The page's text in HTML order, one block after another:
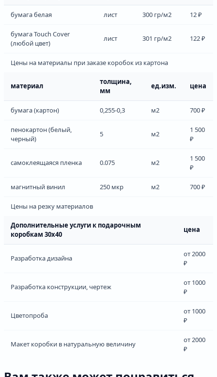
бумага белая лист 300 гр/м2 12 ₽
бумага Touch Cover
(любой цвет)
лист 301 гр/м2 122 ₽
Цены на материалы при заказе коробок из картона
материал
толщина,
мм
ед.изм. цена
бумага (картон) 0,255-0,3 м2 700 ₽
пенокартон (белый,
черный)
5 м2
1 500
₽
самоклеящаяся пленка 0.075 м2
1 500
₽
магнитный винил 250 мкр м2 700 ₽
Цены на резку материалов
Дополнительные услуги к подарочным
коробкам 30х40
цена
Разработка дизайна
от 2000
₽
Разработка конструкции, чертеж
от 1000
₽
Цветопроба
от 1000
₽
Макет коробки в натуральную величину
от 2000
₽